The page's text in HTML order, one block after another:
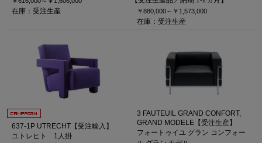
在庫：受注生産 ￥880,000～ ￥1,573,000
在庫：受注生産
637-1P UTRECHT【受注輸入】
ユトレヒト 1人掛
3 FAUTEUIL GRAND CONFORT,
GRAND MODELE【受注生産】
フォートゥイユ グラン コンフォー